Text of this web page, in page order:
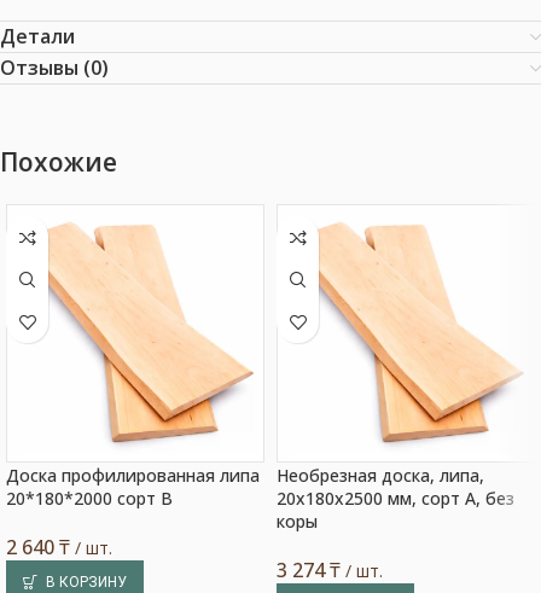
Детали
Отзывы (0)
Похожие
Доска профилированная липа
20*180*2000 сорт В
2 640₸ / шт.
В КОРЗИНУ
Необрезная доска, липа,
20x180x2500 мм, сорт A, без
коры
3 274₸ / шт.